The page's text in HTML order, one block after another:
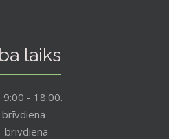
laiks
9:00 - 18:00.
brīvdiena
brīvdiena